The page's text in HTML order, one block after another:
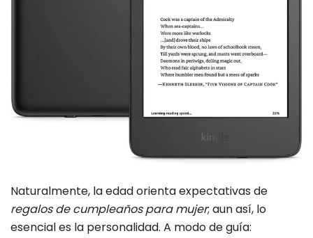
Naturalmente, la edad orienta expectativas de
regalos de cumpleaños para mujer; aun así, lo
esencial es la personalidad. A modo de guía: